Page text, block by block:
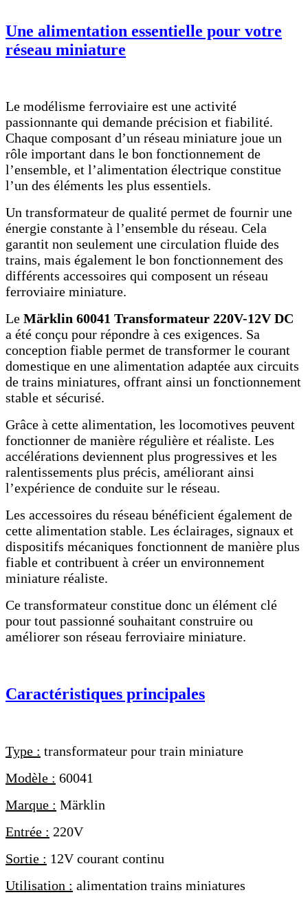
Une alimentation essentielle pour votre
réseau miniature
Le modélisme ferroviaire est une activité
passionnante qui demande précision et fiabilité.
Chaque composant d’un réseau miniature joue un
rôle important dans le bon fonctionnement de
l’ensemble, et l’alimentation électrique constitue
l’un des éléments les plus essentiels.
Un transformateur de qualité permet de fournir une
énergie constante à l’ensemble du réseau. Cela
garantit non seulement une circulation fluide des
trains, mais également le bon fonctionnement des
différents accessoires qui composent un réseau
ferroviaire miniature.
Le Märklin 60041 Transformateur 220V-12V DC
a été conçu pour répondre à ces exigences. Sa
conception fiable permet de transformer le courant
domestique en une alimentation adaptée aux circuits
de trains miniatures, offrant ainsi un fonctionnement
stable et sécurisé.
Grâce à cette alimentation, les locomotives peuvent
fonctionner de manière régulière et réaliste. Les
accélérations deviennent plus progressives et les
ralentissements plus précis, améliorant ainsi
l’expérience de conduite sur le réseau.
Les accessoires du réseau bénéficient également de
cette alimentation stable. Les éclairages, signaux et
dispositifs mécaniques fonctionnent de manière plus
fiable et contribuent à créer un environnement
miniature réaliste.
Ce transformateur constitue donc un élément clé
pour tout passionné souhaitant construire ou
améliorer son réseau ferroviaire miniature.
Caractéristiques principales
Type : transformateur pour train miniature
Modèle : 60041
Marque : Märklin
Entrée : 220V
Sortie : 12V courant continu
Utilisation : alimentation trains miniatures